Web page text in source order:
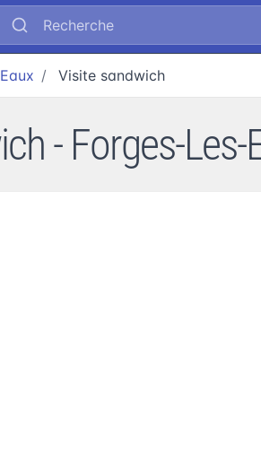
Recherche
Visite sandwich
- Forges-Les-